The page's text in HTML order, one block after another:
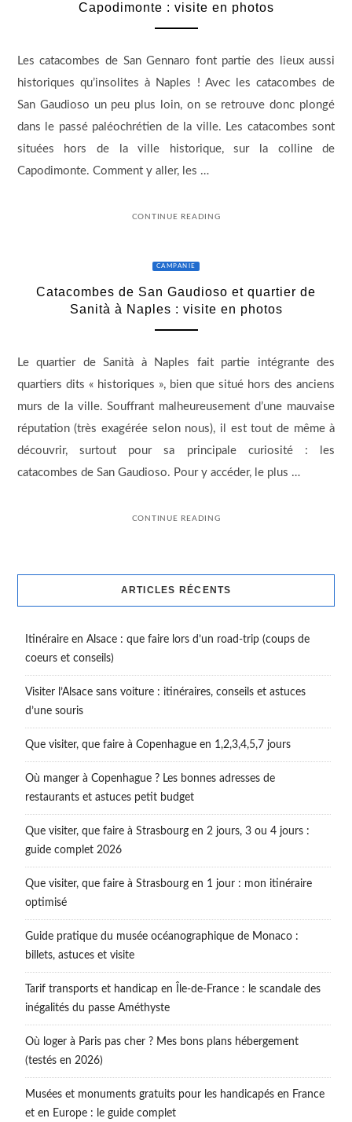
Capodimonte : visite en photos
Les catacombes de San Gennaro font partie des lieux aussi
historiques qu’insolites à Naples ! Avec les catacombes de
San Gaudioso un peu plus loin, on se retrouve donc plongé
dans le passé paléochrétien de la ville. Les catacombes sont
situées hors de la ville historique, sur la colline de
Capodimonte. Comment y aller, les …
CONTINUE READING
CAMPANIE
Catacombes de San Gaudioso et quartier de
Sanità à Naples : visite en photos
Le quartier de Sanità à Naples fait partie intégrante des
quartiers dits « historiques », bien que situé hors des anciens
murs de la ville. Souffrant malheureusement d’une mauvaise
réputation (très exagérée selon nous), il est tout de même à
découvrir, surtout pour sa principale curiosité : les
catacombes de San Gaudioso. Pour y accéder, le plus …
CONTINUE READING
ARTICLES RÉCENTS
Itinéraire en Alsace : que faire lors d’un road-trip (coups de
coeurs et conseils)
Visiter l’Alsace sans voiture : itinéraires, conseils et astuces
d’une souris
Que visiter, que faire à Copenhague en 1,2,3,4,5,7 jours
Où manger à Copenhague ? Les bonnes adresses de
restaurants et astuces petit budget
Que visiter, que faire à Strasbourg en 2 jours, 3 ou 4 jours :
guide complet 2026
Que visiter, que faire à Strasbourg en 1 jour : mon itinéraire
optimisé
Guide pratique du musée océanographique de Monaco :
billets, astuces et visite
Tarif transports et handicap en Île-de-France : le scandale des
inégalités du passe Améthyste
Où loger à Paris pas cher ? Mes bons plans hébergement
(testés en 2026)
Musées et monuments gratuits pour les handicapés en France
et en Europe : le guide complet